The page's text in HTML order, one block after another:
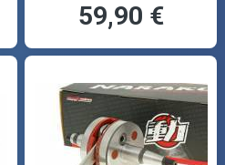
59,90 €